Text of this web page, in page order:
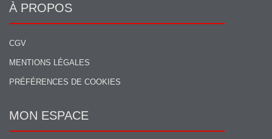
À PROPOS
CGV
MENTIONS LÉGALES
PRÉFÉRENCES DE COOKIES
MON ESPACE